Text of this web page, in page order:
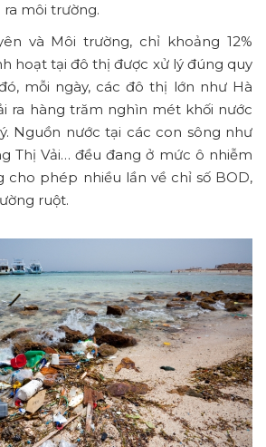
môi trường.
và Môi trường, chỉ khoảng 12%
hoạt tại đô thị được xử lý đúng quy
mỗi ngày, các đô thị lớn như Hà
ra hàng trăm nghìn mét khối nước
Nguồn nước tại các con sông như
Thị Vải… đều đang ở mức ô nhiễm
cho phép nhiều lần về chỉ số BOD,
ruột.